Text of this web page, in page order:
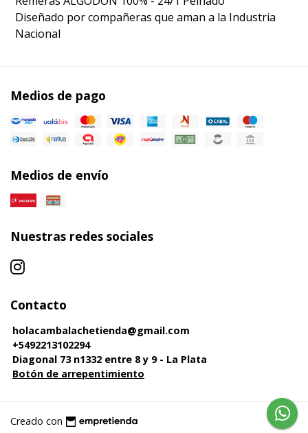
Diseñado por compañeras que aman a la Industria
Nacional
Medios de pago
Medios de envío
Nuestras redes sociales
Contacto
holacambalachetienda@gmail.com
+5492213102294
Diagonal 73 n1332 entre 8 y 9 - La Plata
Botón de arrepentimiento
Creado con